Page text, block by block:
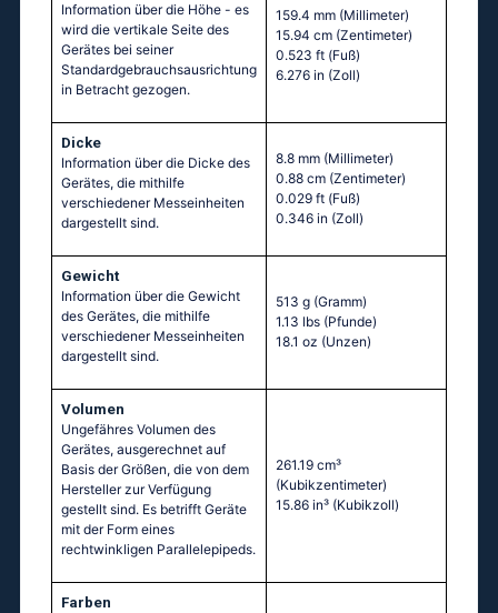
Information über die Höhe - es
wird die vertikale Seite des
Gerätes bei seiner
Standardgebrauchsausrichtung
in Betracht gezogen.
159.4 mm (Millimeter)
15.94 cm (Zentimeter)
0.523 ft (Fuß)
6.276 in (Zoll)
Dicke
Information über die Dicke des
Gerätes, die mithilfe
verschiedener Messeinheiten
dargestellt sind.
8.8 mm (Millimeter)
0.88 cm (Zentimeter)
0.029 ft (Fuß)
0.346 in (Zoll)
Gewicht
Information über die Gewicht
des Gerätes, die mithilfe
verschiedener Messeinheiten
dargestellt sind.
513 g (Gramm)
1.13 lbs (Pfunde)
18.1 oz (Unzen)
Volumen
Ungefähres Volumen des
Gerätes, ausgerechnet auf
Basis der Größen, die von dem
Hersteller zur Verfügung
gestellt sind. Es betrifft Geräte
mit der Form eines
rechtwinkligen Parallelepipeds.
261.19 cm³
(Kubikzentimeter)
15.86 in³ (Kubikzoll)
Farben